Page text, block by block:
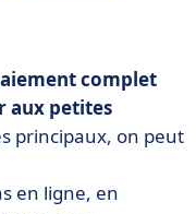
complet
aux petites
principaux, on peut
en ligne, en